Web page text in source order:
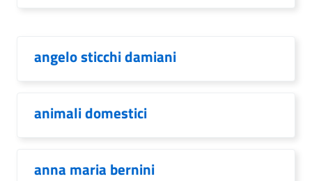
angelo sticchi damiani
animali domestici
anna maria bernini